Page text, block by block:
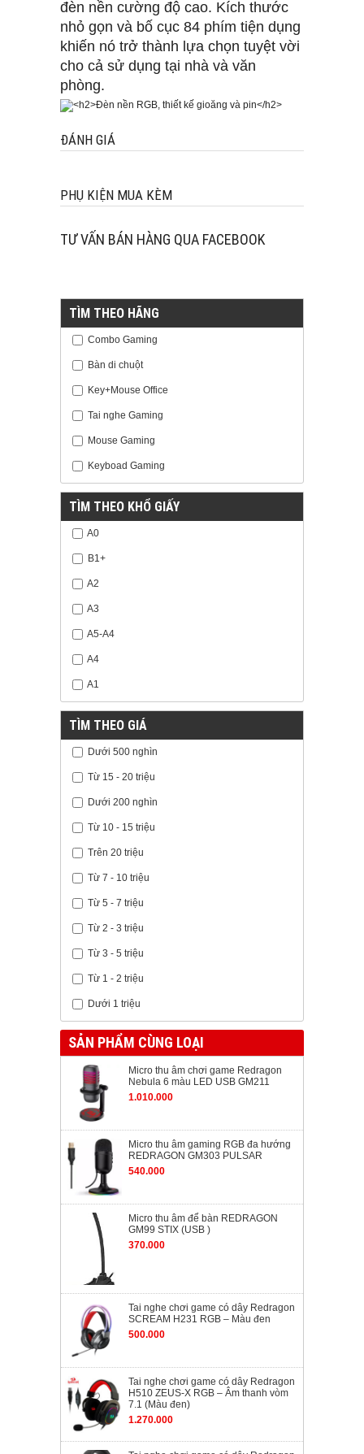
đèn nền cường độ cao. Kích thước
nhỏ gọn và bố cục 84 phím tiện dụng
khiến nó trở thành lựa chọn tuyệt vời
cho cả sử dụng tại nhà và văn
phòng.
ĐÁNH GIÁ
PHỤ KIỆN MUA KÈM
TƯ VẤN BÁN HÀNG QUA FACEBOOK
TÌM THEO HÃNG
Combo Gaming
Bàn di chuột
Key+Mouse Office
Tai nghe Gaming
Mouse Gaming
Keyboad Gaming
TÌM THEO KHỔ GIẤY
A0
B1+
A2
A3
A5-A4
A4
A1
TÌM THEO GIÁ
Dưới 500 nghìn
Từ 15 - 20 triệu
Dưới 200 nghìn
Từ 10 - 15 triệu
Trên 20 triệu
Từ 7 - 10 triệu
Từ 5 - 7 triệu
Từ 2 - 3 triệu
Từ 3 - 5 triệu
Từ 1 - 2 triệu
Dưới 1 triệu
SẢN PHẨM CÙNG LOẠI
Micro thu âm chơi game Redragon
Nebula 6 màu LED USB GM211
1.010.000
Micro thu âm gaming RGB đa hướng
REDRAGON GM303 PULSAR
540.000
Micro thu âm để bàn REDRAGON
GM99 STIX (USB )
370.000
Tai nghe chơi game có dây Redragon
SCREAM H231 RGB – Màu đen
500.000
Tai nghe chơi game có dây Redragon
H510 ZEUS-X RGB – Âm thanh vòm
7.1 (Màu đen)
1.270.000